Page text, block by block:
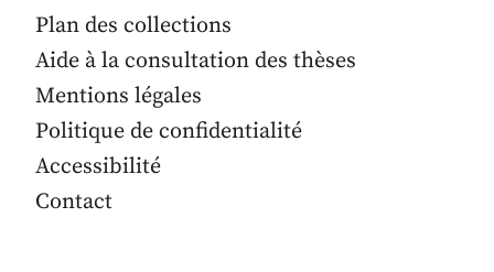
Plan des collections
Aide à la consultation des thèses
Mentions légales
Politique de confidentialité
Accessibilité
Contact